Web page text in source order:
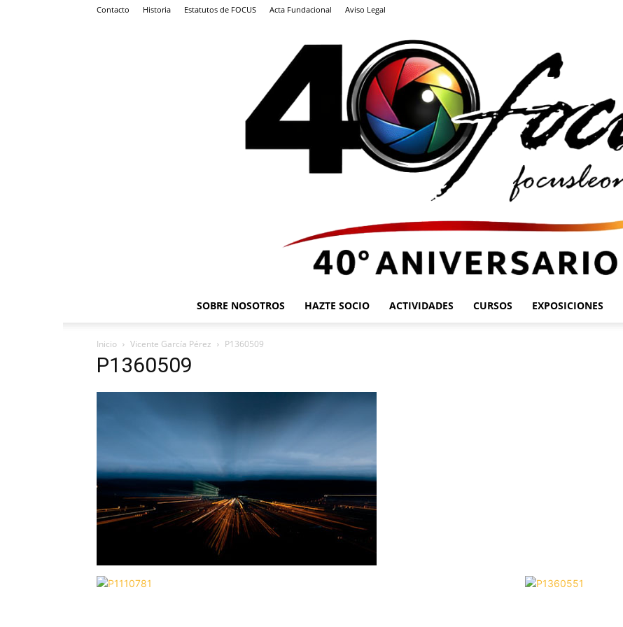
Contacto Historia Estatutos de FOCUS Acta Fundacional Aviso Legal
SOBRE NOSOTROS HAZTE SOCIO ACTIVIDADES CURSOS EXPOSICIONES
Inicio Vicente García Pérez P1360509
P1360509